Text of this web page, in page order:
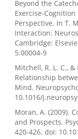
Beyond the
Exercise-
Perspective. In T.
Interaction:
Cambridge:
5.00004-9
Mitchell, R. L. C.,
Relationship
Mind.
10.1016/
Moran, A. (2009).
and Prospects.
420-426. doi: